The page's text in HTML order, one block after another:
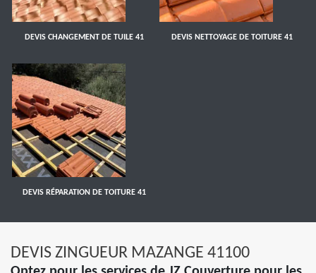
DEVIS CHANGEMENT DE TUILE 41 DEVIS NETTOYAGE DE TOITURE 41
DEVIS RÉPARATION DE TOITURE 41
DEVIS ZINGUEUR MAZANGE 41100